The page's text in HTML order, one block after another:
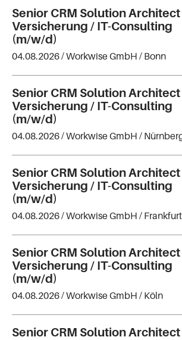
Senior CRM Solution Architect
Versicherung / IT-Consulting
(m/w/d)
04.08.2026 /Workwise GmbH / Bonn
Senior CRM Solution Architect
Versicherung / IT-Consulting
(m/w/d)
04.08.2026 /Workwise GmbH /
Senior CRM Solution Architect
Versicherung / IT-Consulting
(m/w/d)
04.08.2026 /Workwise GmbH /
Senior CRM Solution Architect
Versicherung / IT-Consulting
(m/w/d)
04.08.2026 /Workwise GmbH / Köln
Senior CRM Solution Architect